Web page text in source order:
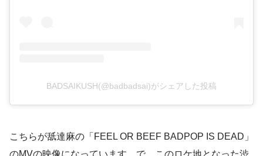
BADSAIKUSH(@badbadsai)がシェアした投稿
こちらが舐達麻の「FEEL OR BEEF BADPOP IS DEAD」
のMVの映像になっています。で、このロケ地となった渋